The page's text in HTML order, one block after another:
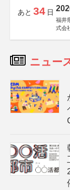
あと 34 日
福井
式会
ニュー